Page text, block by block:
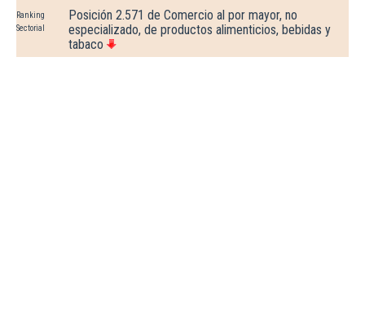
Ranking
Sectorial
Posición 2.571 de Comercio al por mayor, no
especializado, de productos alimenticios, bebidas y
tabaco